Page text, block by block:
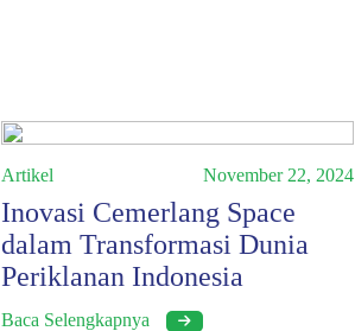
Artikel November 22, 2024
Inovasi Cemerlang Space
dalam Transformasi Dunia
Periklanan Indonesia
Baca Selengkapnya